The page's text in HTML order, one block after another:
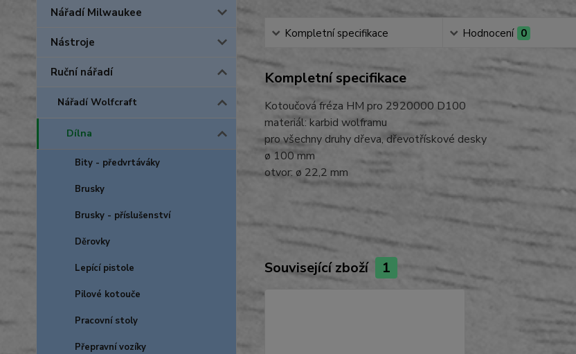
Nářadí Milwaukee
Nástroje
Ruční nářadí
Nářadí Wolfcraft
Dílna
Bity - předvrtáváky
Brusky
Brusky - příslušenství
Děrovky
Lepící pistole
Pilové kotouče
Pracovní stoly
Přepravní vozíky
Kompletní specifikace Hodnocení 0
Kompletní specifikace
Kotoučová fréza HM pro 2920000 D100
materiál: karbid wolframu
pro všechny druhy dřeva, dřevotřískové desky
ø 100 mm
otvor: ø 22,2 mm
Související zboží 1